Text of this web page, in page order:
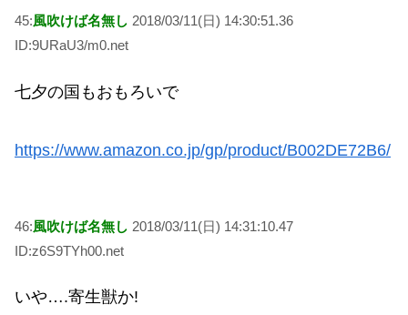
45:風吹けば名無し 2018/03/11(日) 14:30:51.36
ID:9URaU3/m0.net
七夕の国もおもろいで
https://www.amazon.co.jp/gp/product/B002DE72B6/
46:風吹けば名無し 2018/03/11(日) 14:31:10.47
ID:z6S9TYh00.net
いや….寄生獣か!